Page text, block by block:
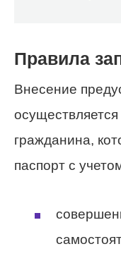
Правила
Внесение
гражданина,
паспорт с